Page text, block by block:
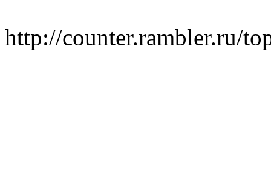
http://counter.rambler.ru/